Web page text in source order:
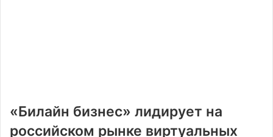
«Билайн бизнес» лидирует на
российском рынке виртуальных